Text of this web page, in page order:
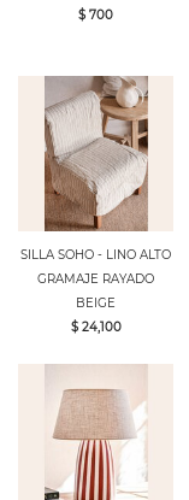
$ 700
SILLA SOHO - LINO ALTO
GRAMAJE RAYADO
BEIGE
$ 24,100